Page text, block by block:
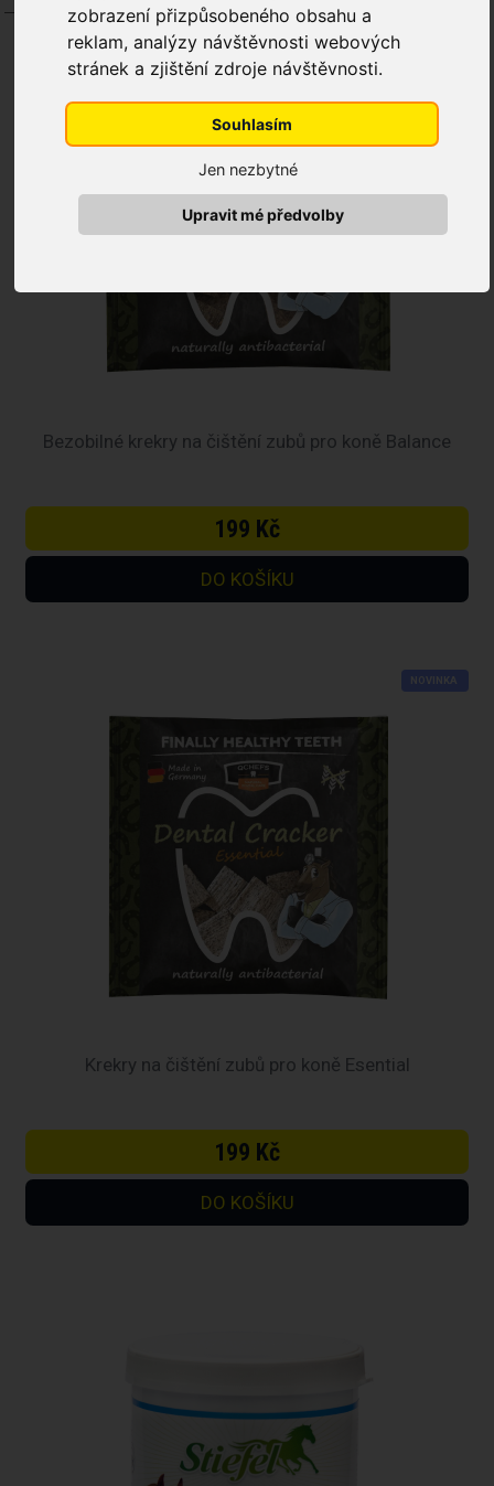
zobrazení přizpůsobeného obsahu a
reklam, analýzy návštěvnosti webových
stránek a zjištění zdroje návštěvnosti.
Souhlasím
Jen nezbytné
Upravit mé předvolby
Bezobilné krekry na čištění zubů pro koně Balance
199 Kč
NOVINKA
Krekry na čištění zubů pro koně Esential
199 Kč